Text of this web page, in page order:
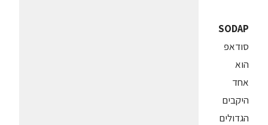
SODAP
סודאפ
הוא
אחד
היקבים
הגדולים